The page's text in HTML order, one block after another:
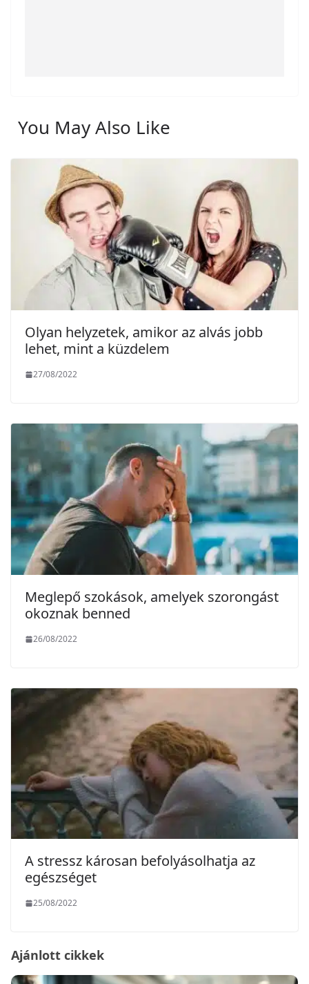
You May Also Like
Olyan helyzetek, amikor az alvás jobb
lehet, mint a küzdelem
27/08/2022
Meglepő szokások, amelyek szorongást
okoznak benned
26/08/2022
A stressz károsan befolyásolhatja az
egészséget
25/08/2022
Ajánlott cikkek